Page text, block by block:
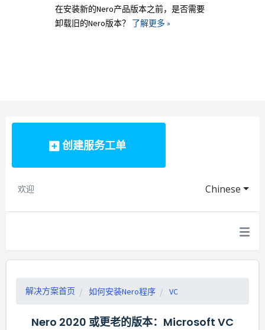
在安装新的Nero产品版本之前，是否需要
卸载旧的Nero版本？
了解更多 »
创建服务工单
Chinese
欢迎
解决方案首页 如何安装Nero程序 VC
Nero 2020 或更老的版本：Microsoft VC